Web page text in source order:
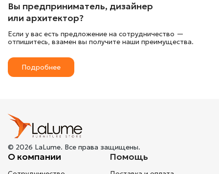
Вы предприниматель, дизайнер
или архитектор?
Если у вас есть предложение на сотрудничество —
отпишитесь, взамен вы получите наши преимущества.
Подробнее
© 2026 LaLume. Все права защищены.
О компании Помощь